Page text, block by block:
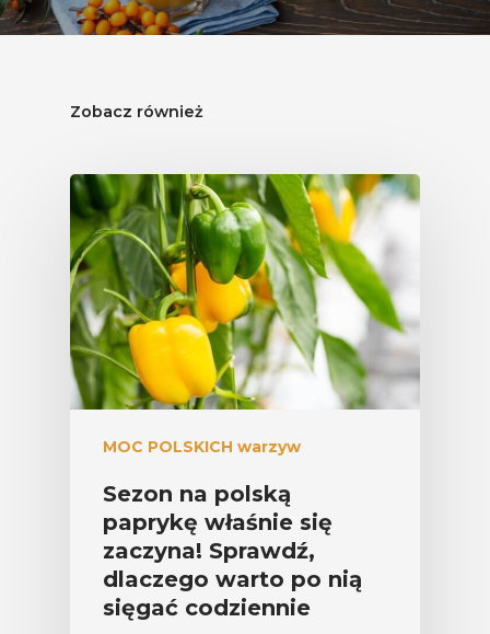
Zobacz również
MOC POLSKICH warzyw
Sezon na polską
paprykę właśnie się
zaczyna! Sprawdź,
dlaczego warto po nią
sięgać codziennie